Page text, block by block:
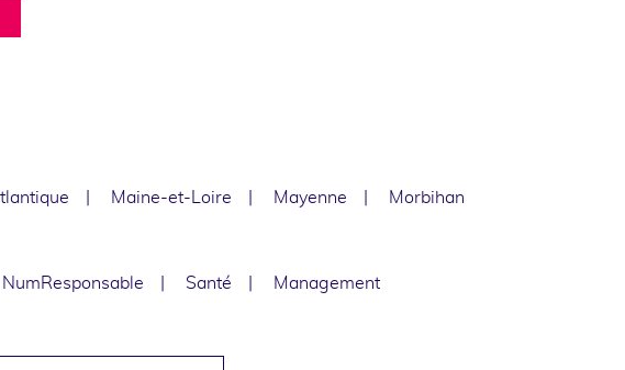
Maine-et-Loire Mayenne
Morbihan
NumResponsable Santé
Management